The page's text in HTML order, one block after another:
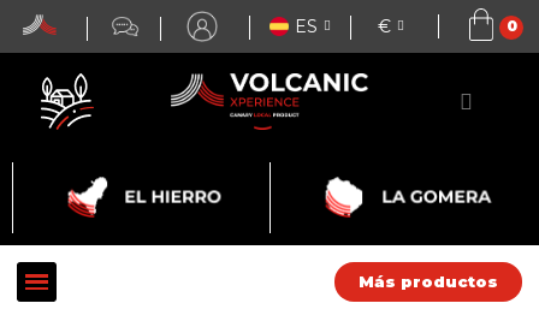
ES €
Más productos